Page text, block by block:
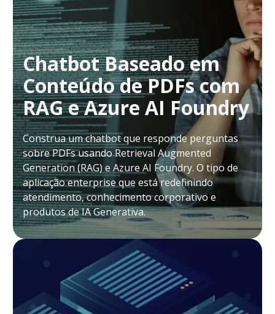
Chatbot Baseado em
Conteúdo de PDFs com
RAG e Azure AI Foundry
Construa um chatbot que responde perguntas
sobre PDFs usando Retrieval Augmented
Generation (RAG) e Azure AI Foundry. O tipo de
aplicação enterprise que está redefinindo
atendimento, conhecimento corporativo e
produtos de IA Generativa.